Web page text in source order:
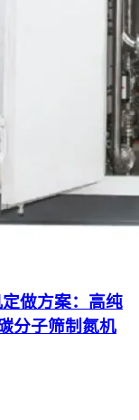
做方案：高纯
分子筛制氮机